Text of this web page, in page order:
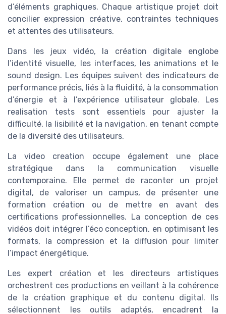
d’éléments graphiques. Chaque artistique projet doit
concilier expression créative, contraintes techniques
et attentes des utilisateurs.
Dans les jeux vidéo, la création digitale englobe
l’identité visuelle, les interfaces, les animations et le
sound design. Les équipes suivent des indicateurs de
performance précis, liés à la fluidité, à la consommation
d’énergie et à l’expérience utilisateur globale. Les
realisation tests sont essentiels pour ajuster la
difficulté, la lisibilité et la navigation, en tenant compte
de la diversité des utilisateurs.
La video creation occupe également une place
stratégique dans la communication visuelle
contemporaine. Elle permet de raconter un projet
digital, de valoriser un campus, de présenter une
formation création ou de mettre en avant des
certifications professionnelles. La conception de ces
vidéos doit intégrer l’éco conception, en optimisant les
formats, la compression et la diffusion pour limiter
l’impact énergétique.
Les expert création et les directeurs artistiques
orchestrent ces productions en veillant à la cohérence
de la création graphique et du contenu digital. Ils
sélectionnent les outils adaptés, encadrent la